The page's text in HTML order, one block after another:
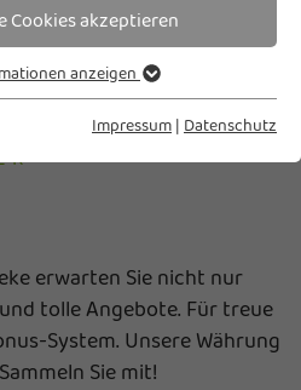
Cookies akzeptieren
anzeigen
Impressum | Datenschutz
erwarten Sie nicht nur
tolle Angebote. Für treue
System. Unsere Währung
Sie mit!